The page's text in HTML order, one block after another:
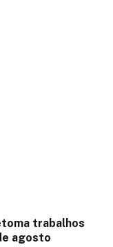
trabalhos
agosto